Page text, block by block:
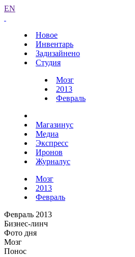
EN
Новое
Инвентарь
Задизайнено
Студия
Мозг
2013
Февраль
Магазинус
Медиа
Экспресс
Иронов
Журналус
Мозг
2013
Февраль
Февраль 2013
Бизнес-линч
Фото дня
Мозг
Понос